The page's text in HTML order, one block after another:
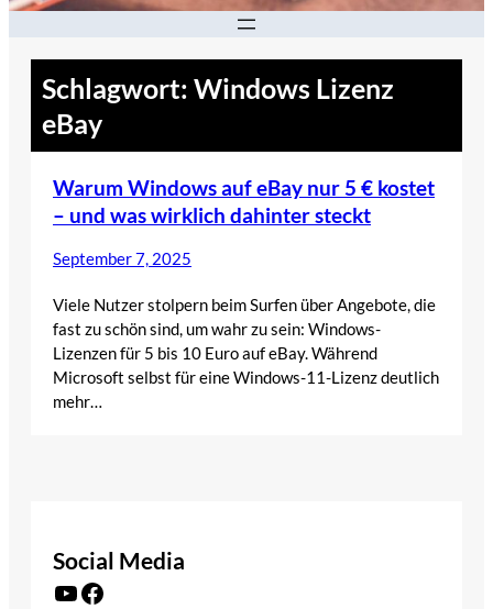
Schlagwort: Windows Lizenz
eBay
Warum Windows auf eBay nur 5 € kostet
– und was wirklich dahinter steckt
September 7, 2025
Viele Nutzer stolpern beim Surfen über Angebote, die
fast zu schön sind, um wahr zu sein: Windows-
Lizenzen für 5 bis 10 Euro auf eBay. Während
Microsoft selbst für eine Windows-11-Lizenz deutlich
mehr…
Social Media
YouTube Facebook